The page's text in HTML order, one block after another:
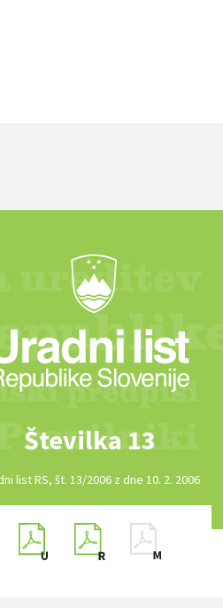
Številka 13
list RS, št. 13/2006 z dne 10. 2. 2006